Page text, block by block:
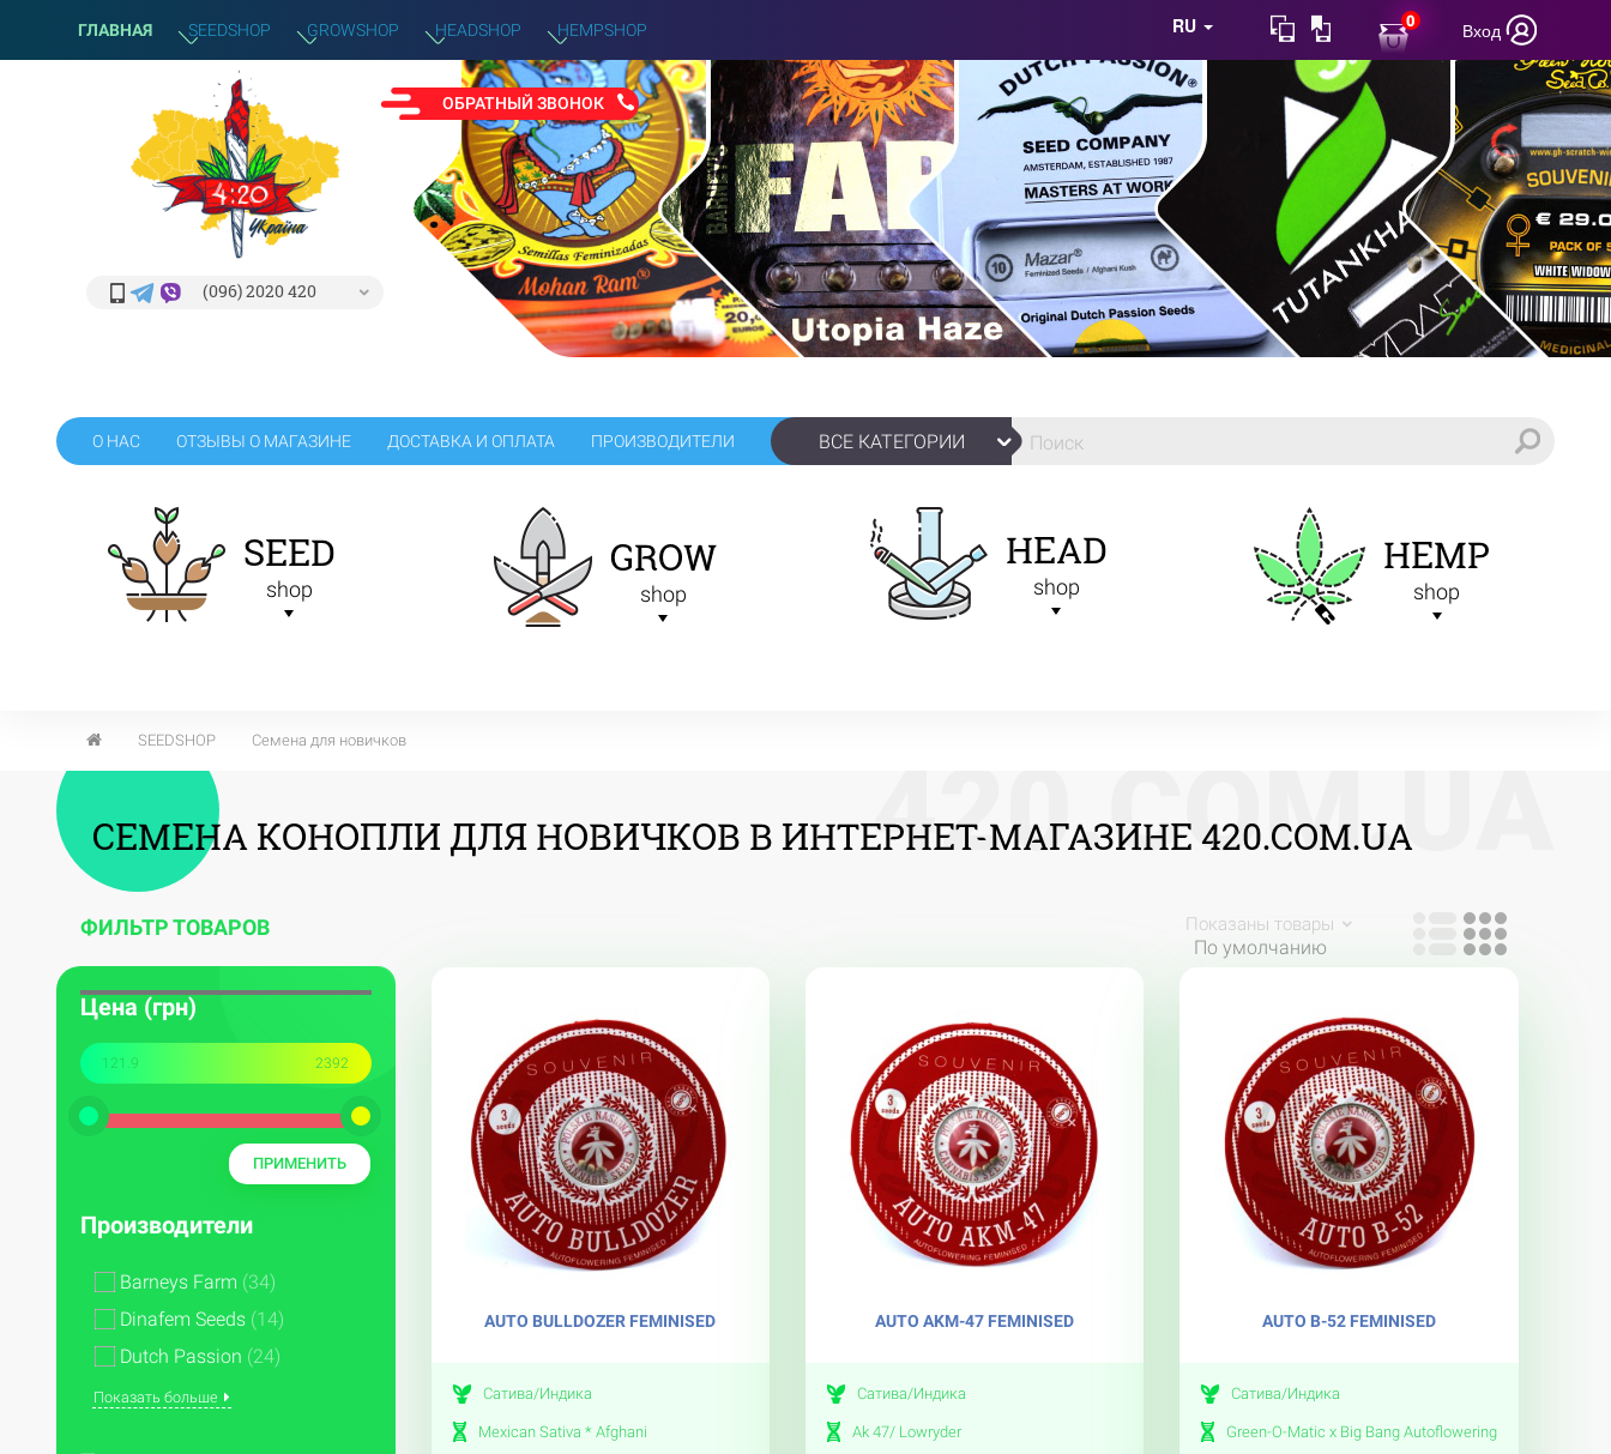
ГЛАВНАЯ SEEDSHOP GROWSHOP HEADSHOP HEMPSHOP RU 0 Вход
ОБРАТНЫЙ ЗВОНОК
(096) 2020 420
О НАС ОТЗЫВЫ О МАГАЗИНЕ ДОСТАВКА И ОПЛАТА ПРОИЗВОДИТЕЛИ ВСЕ КАТЕГОРИИ
SEED
shop
GROW
shop
HEAD
shop
HEMP
shop
SEEDSHOP Семена для новичков
СЕМЕНА КОНОПЛИ ДЛЯ НОВИЧКОВ В ИНТЕРНЕТ-МАГАЗИНЕ 420.COM.UA
420.COM.U
ФИЛЬТР ТОВАРОВ
Цена (грн)
Производители
Barneys Farm (34)
Dinafem Seeds (14)
Dutch Passion (24)
Показать больше
Показаны товары
По умолчанию
AUTO BULLDOZER FEMINISED
Сатива/Индика
Mexican Sativa * Afghani
AUTO AKM-47 FEMINISED
Сатива/Индика
Ak 47/ Lowryder
AUTO B-52 FEMINISED
Сатива/Индика
Green-O-Matic x Big Bang Autoflowering